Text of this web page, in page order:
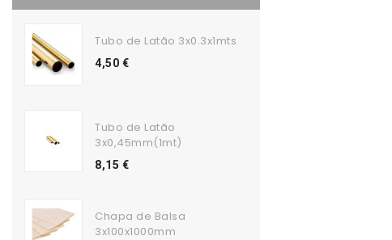
Tubo de Latão 3x0.3x1mts
4,50 €
Tubo de Latão
3x0,45mm(1mt)
8,15 €
Chapa de Balsa
3x100x1000mm